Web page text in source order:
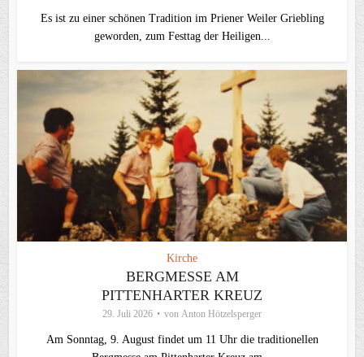
Es ist zu einer schönen Tradition im Priener Weiler Griebling
geworden, zum Festtag der Heiligen...
Kirche
BERGMESSE AM
PITTENHARTER KREUZ
29. Juli 2026 von Anton Hötzelsperger
Am Sonntag, 9. August findet um 11 Uhr die traditionellen